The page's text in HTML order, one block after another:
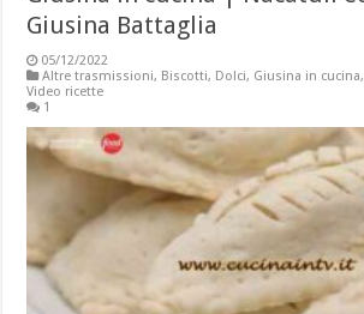
Giusina Battaglia
05/12/2022
Altre trasmissioni, Biscotti, Dolci, Giusina in cucina
Video ricette
1